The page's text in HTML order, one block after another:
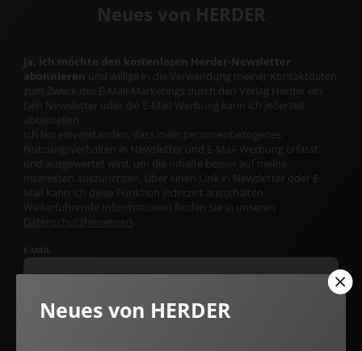
Neues von HERDER
Ja, ich möchte den kostenlosen Herder-Newsletter
abonnieren und willige in die Verwendung meiner Kontaktdaten
zum Zweck des E-Mail-Marketings durch den Verlag Herder ein.
Den Newsletter oder die E-Mail-Werbung kann ich jederzeit
abbestellen.
Ich bin einverstanden, dass mein personenbezogenes
Nutzungsverhalten in Newsletter und E-Mail-Werbung erfasst
und ausgewertet wird, um die Inhalte besser auf meine
Interessen auszurichten. Über einen Link in Newsletter oder E-
Mail kann ich diese Funktion jederzeit ausschalten.
Weiterführende Informationen finden Sie in unseren
Datenschutzhinweisen
E-MAIL
Neues von HERDER